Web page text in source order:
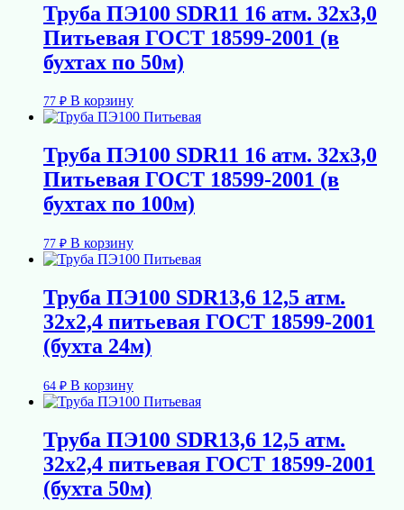
Труба ПЭ100 SDR11 16 атм. 32х3,0
Питьевая ГОСТ 18599-2001 (в
бухтах по 50м)
77 ₽ В корзину
Труба ПЭ100 SDR11 16 атм. 32х3,0
Питьевая ГОСТ 18599-2001 (в
бухтах по 100м)
77 ₽ В корзину
Труба ПЭ100 SDR13,6 12,5 атм.
32х2,4 питьевая ГОСТ 18599-2001
(бухта 24м)
64 ₽ В корзину
Труба ПЭ100 SDR13,6 12,5 атм.
32х2,4 питьевая ГОСТ 18599-2001
(бухта 50м)